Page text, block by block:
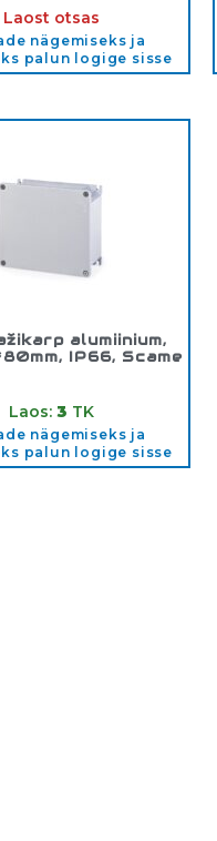
Laost otsas
nägemiseks ja
palun logige sisse
alumiinium,
IP66, Scame
Laos:3 TK
nägemiseks ja
palun logige sisse